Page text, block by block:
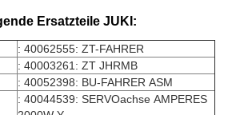
Ersatzteile JUKI:
: 40062555: ZT-FAHRER
: 40003261: ZT JHRMB
: 40052398: BU-FAHRER ASM
: 40044539: SERVOachse AMPERES